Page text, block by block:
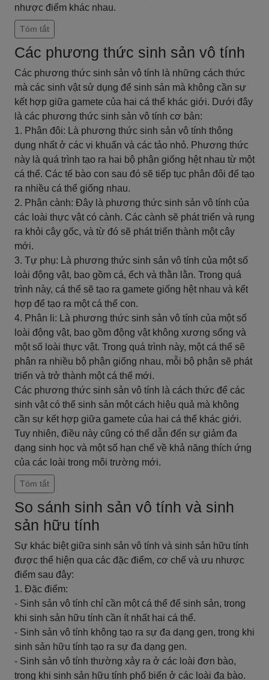
nhược điểm khác nhau.
Tóm tắt
Các phương thức sinh sản vô tính
Các phương thức sinh sản vô tính là những cách thức
mà các sinh vật sử dụng để sinh sản mà không cần sự
kết hợp giữa gamete của hai cá thể khác giới. Dưới đây
là các phương thức sinh sản vô tính cơ bản:
1. Phân đôi: Là phương thức sinh sản vô tính thông
dụng nhất ở các vi khuẩn và các tảo nhỏ. Phương thức
này là quá trình tạo ra hai bộ phận giống hệt nhau từ một
cá thể. Các tế bào con sau đó sẽ tiếp tục phân đôi để tạo
ra nhiều cá thể giống nhau.
2. Phân cành: Đây là phương thức sinh sản vô tính của
các loài thực vật có cành. Các cành sẽ phát triển và rụng
ra khỏi cây gốc, và từ đó sẽ phát triển thành một cây
mới.
3. Tự phụ: Là phương thức sinh sản vô tính của một số
loài động vật, bao gồm cá, ếch và thằn lằn. Trong quá
trình này, cá thể sẽ tạo ra gamete giống hệt nhau và kết
hợp để tạo ra một cá thể con.
4. Phân li: Là phương thức sinh sản vô tính của một số
loài động vật, bao gồm động vật không xương sống và
một số loài thực vật. Trong quá trình này, một cá thể sẽ
phân ra nhiều bộ phận giống nhau, mỗi bộ phận sẽ phát
triển và trở thành một cá thể mới.
Các phương thức sinh sản vô tính là cách thức để các
sinh vật có thể sinh sản một cách hiệu quả mà không
cần sự kết hợp giữa gamete của hai cá thể khác giới.
Tuy nhiên, điều này cũng có thể dẫn đến sự giảm đa
dạng sinh học và một số hạn chế về khả năng thích ứng
của các loài trong môi trường mới.
Tóm tắt
So sánh sinh sản vô tính và sinh
sản hữu tính
Sự khác biệt giữa sinh sản vô tính và sinh sản hữu tính
được thể hiện qua các đặc điểm, cơ chế và ưu nhược
điểm sau đây:
1. Đặc điểm:
- Sinh sản vô tính chỉ cần một cá thể để sinh sản, trong
khi sinh sản hữu tính cần ít nhất hai cá thể.
- Sinh sản vô tính không tạo ra sự đa dạng gen, trong khi
sinh sản hữu tính tạo ra sự đa dạng gen.
- Sinh sản vô tính thường xảy ra ở các loài đơn bào,
trong khi sinh sản hữu tính phổ biến ở các loài đa bào.